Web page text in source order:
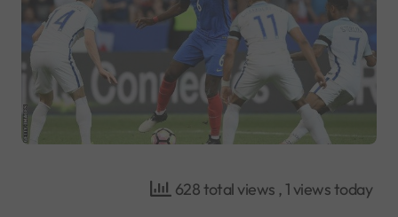
628 total views , 1 views today